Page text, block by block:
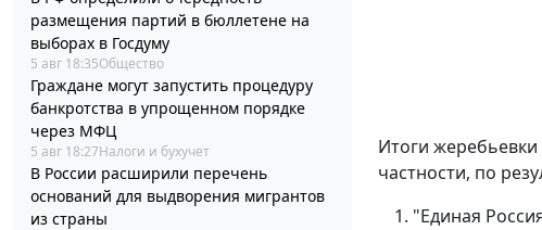
размещения партий в бюллетене на
выборах в Госдуму
5 авг 18:35Общество
Граждане могут запустить процедуру
банкротства в упрощенном порядке
через МФЦ
5 авг 18:27Налоги и бухучет
В России расширили перечень
оснований для выдворения мигрантов
из страны
Итоги
частности, по
"Единая